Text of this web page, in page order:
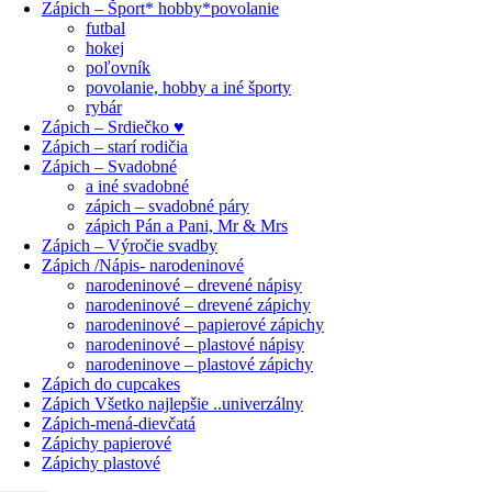
Zápich – Šport* hobby*povolanie
futbal
hokej
poľovník
povolanie, hobby a iné športy
rybár
Zápich – Srdiečko ♥
Zápich – starí rodičia
Zápich – Svadobné
a iné svadobné
zápich – svadobné páry
zápich Pán a Pani, Mr & Mrs
Zápich – Výročie svadby
Zápich /Nápis- narodeninové
narodeninové – drevené nápisy
narodeninové – drevené zápichy
narodeninové – papierové zápichy
narodeninové – plastové nápisy
narodeninove – plastové zápichy
Zápich do cupcakes
Zápich Všetko najlepšie ..univerzálny
Zápich-mená-dievčatá
Zápichy papierové
Zápichy plastové